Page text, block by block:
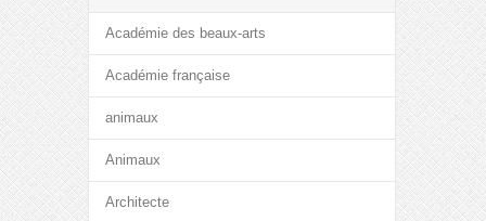
Académie des beaux-arts
Académie française
animaux
Animaux
Architecte